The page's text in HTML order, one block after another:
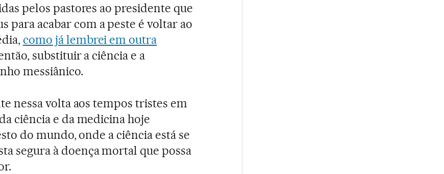
pelos pastores ao presidente que
para acabar com a peste é voltar ao
como já lembrei em outra
substituir a ciência e a
messiânico.
nessa volta aos tempos tristes em
ciência e da medicina hoje
do mundo, onde a ciência está se
segura à doença mortal que possa